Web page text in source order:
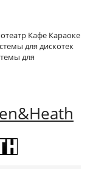
Кафе Караоке
для дискотек
для